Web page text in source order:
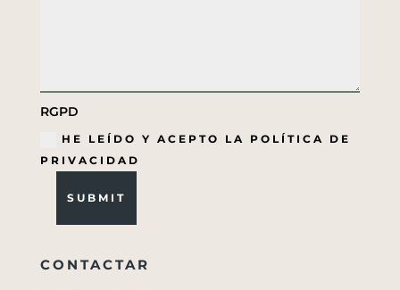
RGPD
HE LEÍDO Y ACEPTO LA POLÍTICA DE
PRIVACIDAD
SUBMIT
CONTACTAR